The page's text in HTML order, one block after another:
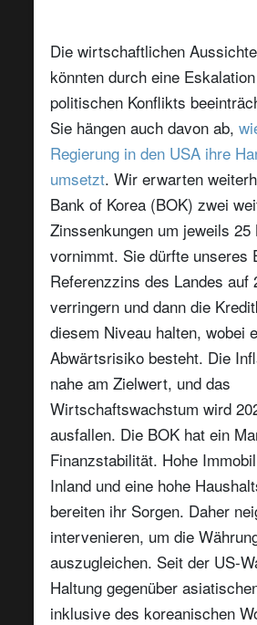
Die wirtschaftlichen
könnten durch eine
politischen Konflikts
Sie hängen auch davon ab,
Regierung in den USA ihre
umsetzt. Wir erwarten
Bank of Korea (BOK) zwei
Zinssenkungen um jeweils
vornimmt. Sie dürfte unseres
Referenzzins des Landes auf
verringern und dann die
diesem Niveau halten, wobei
Abwärtsrisiko besteht. Die
nahe am Zielwert, und das
Wirtschaftswachstum wird
ausfallen. Die BOK hat ein
Finanzstabilität. Hohe
Inland und eine hohe
bereiten ihr Sorgen. Daher
intervenieren, um die
auszugleichen. Seit der US-
Haltung gegenüber
inklusive des koreanischen